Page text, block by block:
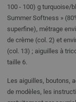
100 - 100) g turquoise/
Summer Softness »
superfine), métrage
de crème (col. 2) et
(col. 13) ; aiguilles à
taille 6.
Les aiguilles, boutons,
de modèles, les